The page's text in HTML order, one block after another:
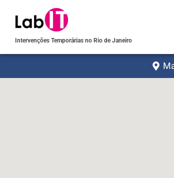
Intervenções Temporárias no Rio de Janeiro